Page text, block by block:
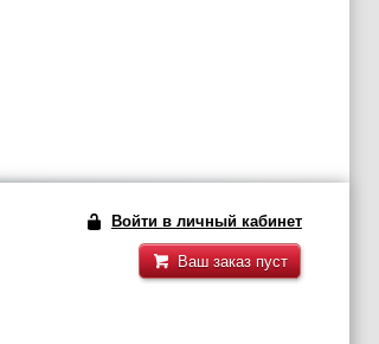
Войти в личный кабинет
Ваш заказ пуст